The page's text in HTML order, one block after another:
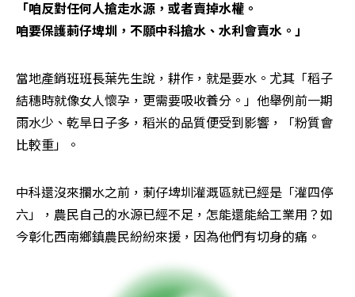
「咱反對任何人搶走水源，或者賣掉水權。
咱要保護莿仔埤圳，不願中科搶水、水利會賣水。」
當地產銷班班長葉先生說，耕作，就是要水。尤其「稻子
結穗時就像女人懷孕，更需要吸收養分。」他舉例前一期
雨水少、乾旱日子多，稻米的品質便受到影響，「粉質會
比較重」。
中科還沒來攔水之前，莿仔埤圳灌溉區就已經是「灌四停
六」，農民自己的水源已經不足，怎能還能給工業用？如
今彰化西南鄉鎮農民紛紛來援，因為他們有切身的痛。